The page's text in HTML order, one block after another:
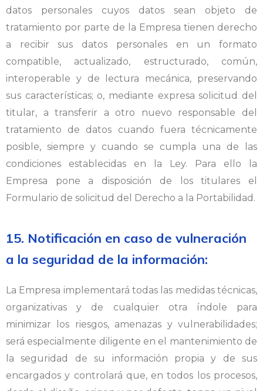
datos personales cuyos datos sean objeto de
tratamiento por parte de la Empresa tienen derecho
a recibir sus datos personales en un formato
compatible, actualizado, estructurado, común,
interoperable y de lectura mecánica, preservando
sus características; o, mediante expresa solicitud del
titular, a transferir a otro nuevo responsable del
tratamiento de datos cuando fuera técnicamente
posible, siempre y cuando se cumpla una de las
condiciones establecidas en la Ley. Para ello la
Empresa pone a disposición de los titulares el
Formulario de solicitud del Derecho a la Portabilidad.
15. Notificación en caso de vulneración
a la seguridad de la información:
La Empresa implementará todas las medidas técnicas,
organizativas y de cualquier otra índole para
minimizar los riesgos, amenazas y vulnerabilidades;
será especialmente diligente en el mantenimiento de
la seguridad de su información propia y de sus
encargados y controlará que, en todos los procesos,